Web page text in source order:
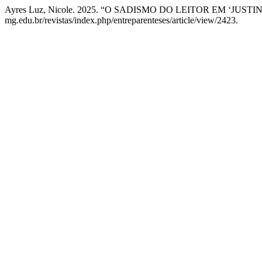
Ayres Luz, Nicole. 2025. “O SADISMO DO LEITOR EM
mg.edu.br/revistas/index.php/entreparenteses/article/view/2423.